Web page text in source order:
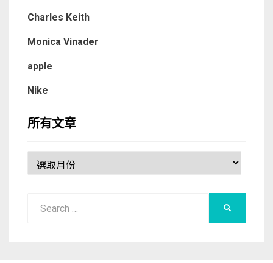
Charles Keith
Monica Vinader
apple
Nike
所有文章
有